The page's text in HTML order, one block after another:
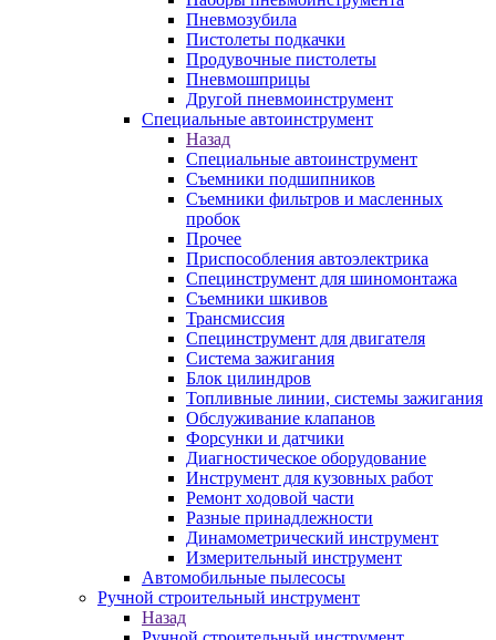
Пневмозубила
Пистолеты подкачки
Продувочные пистолеты
Пневмошприцы
Другой пневмоинструмент
Специальные автоинструмент
Назад
Специальные автоинструмент
Съемники подшипников
Съемники фильтров и масленных
пробок
Прочее
Приспособления автоэлектрика
Специнструмент для шиномонтажа
Съемники шкивов
Трансмиссия
Специнструмент для двигателя
Система зажигания
Блок цилиндров
Топливные линии, системы зажигания
Обслуживание клапанов
Форсунки и датчики
Диагностическое оборудование
Инструмент для кузовных работ
Ремонт ходовой части
Разные принадлежности
Динамометрический инструмент
Измерительный инструмент
Автомобильные пылесосы
Ручной строительный инструмент
Назад